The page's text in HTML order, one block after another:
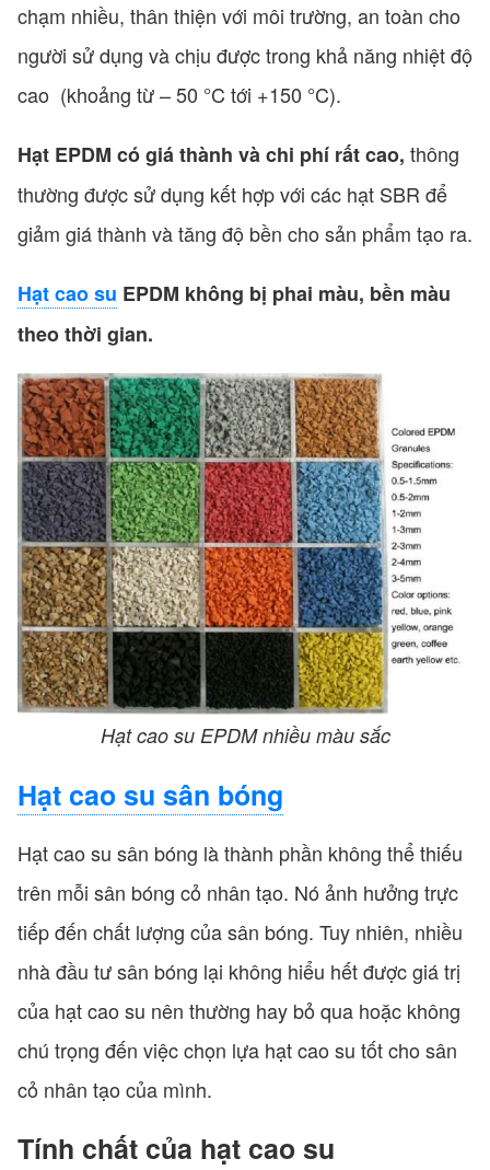
chạm nhiều, thân thiện với môi trường, an toàn cho
người sử dụng và chịu được trong khả năng nhiệt độ
cao (khoảng từ – 50 °C tới +150 °C).
Hạt EPDM có giá thành và chi phí rất cao, thông
thường được sử dụng kết hợp với các hạt SBR để
giảm giá thành và tăng độ bền cho sản phẩm tạo ra.
Hạt cao su EPDM không bị phai màu, bền màu
theo thời gian.
Hạt cao su EPDM nhiều màu sắc
Hạt cao su sân bóng
Hạt cao su sân bóng là thành phần không thể thiếu
trên mỗi sân bóng cỏ nhân tạo. Nó ảnh hưởng trực
tiếp đến chất lượng của sân bóng. Tuy nhiên, nhiều
nhà đầu tư sân bóng lại không hiểu hết được giá trị
của hạt cao su nên thường hay bỏ qua hoặc không
chú trọng đến việc chọn lựa hạt cao su tốt cho sân
cỏ nhân tạo của mình.
Tính chất của hạt cao su